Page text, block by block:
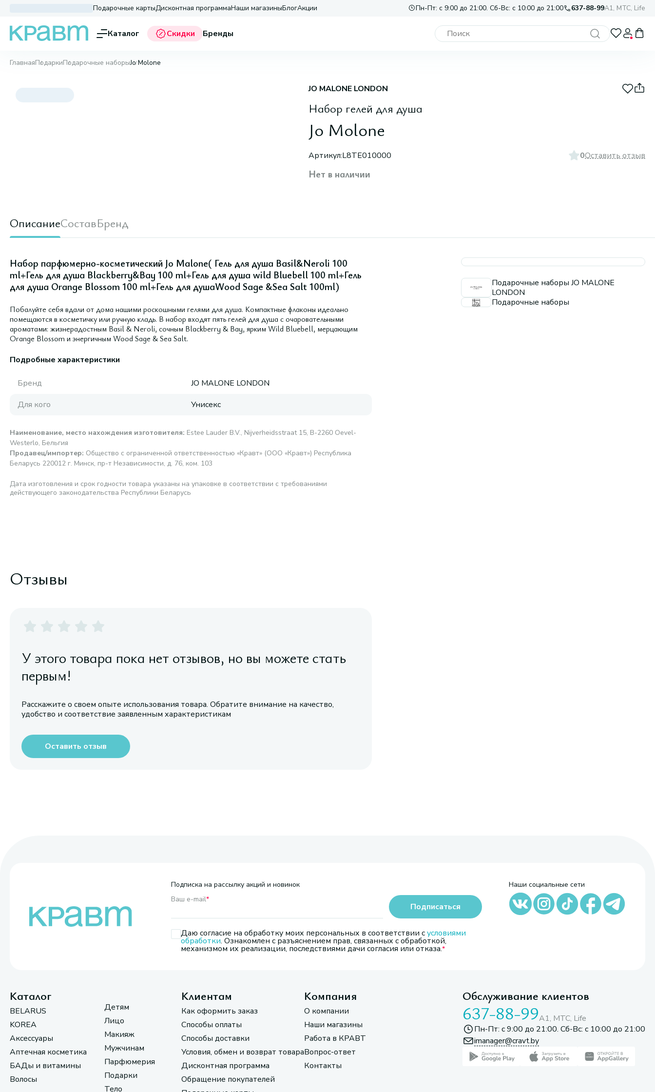
Подарочные картыДисконтная программаНаши магазиныБлогАкции Пн-Пт: с 9:00 до 21:00. Сб-Вс: с 10:00 до 21:00 637-88-99A1, МТС, Life
Каталог Скидки Бренды
ГлавнаяПодаркиПодарочные наборыJo Molone
JO MALONE LONDON
Набор гелей для душа
Jo Molone
Артикул:L8TE010000 0Оставить отзыв
Нет в наличии
ОписаниеСоставБренд
Набор парфюмерно-косметический Jo Malone( Гель для душа Basil&Neroli 100
ml+Гель для душа Blackberry&Bay 100 ml+Гель для душа wild Bluebell 100 ml+Гель
для душа Orange Blossom 100 ml+Гель для душаWood Sage &Sea Salt 100ml)
Побалуйте себя вдали от дома нашими роскошными гелями для душа. Компактные флаконы идеально
помещаются в косметичку или ручную кладь. В набор входят пять гелей для душа с очаровательными
ароматами: жизнерадостным Basil & Neroli, сочным Blackberry & Bay, ярким Wild Bluebell, мерцающим
Orange Blossom и энергичным Wood Sage & Sea Salt.
Подробные характеристики
Бренд
JO MALONE LONDON
Для кого
Унисекс
Наименование, место нахождения изготовителя: Estee Lauder B.V., Nijverheidsstraat 15, B-2260 Oevel-
Westerlo, Бельгия
Продавец/импортер: Общество с ограниченной ответственностью «Кравт» (ООО «Кравт») Республика
Беларусь 220012 г. Минск, пр-т Независимости, д. 76, ком. 103
Дата изготовления и срок годности товара указаны на упаковке в соответствии с требованиями
действующего законодательства Республики Беларусь
Подарочные наборы JO MALONE
LONDON
Подарочные наборы
Отзывы
У этого товара пока нет отзывов, но вы можете стать
первым!
Расскажите о своем опыте использования товара. Обратите внимание на качество,
удобство и соответствие заявленным характеристикам
Оставить отзыв
Подписка на рассылку акций и новинок
Ваш e-mail*
Даю согласие на обработку моих персональных в соответствии сусловиями
обработки. Ознакомлен с разъяснением прав, связанных с обработкой,
механизмом их реализации, последствиями дачи согласия или отказа.
Подписаться
Наши социальные сети
Каталог
BELARUS
KOREA
Аксессуары
Аптечная косметика
БАДы и витамины
Волосы
Детям
Лицо
Макияж
Мужчинам
Парфюмерия
Подарки
Тело
Клиентам
Как оформить заказ
Способы оплаты
Способы доставки
Условия, обмен и возврат товара
Дисконтная программа
Обращение покупателей
Компания
О компании
Наши магазины
Работа в КРАВТ
Вопрос-ответ
Контакты
Обслуживание клиентов
637-88-99A1, МТС, Life
Пн-Пт: с 9:00 до 21:00. Сб-Вс: с 10:00 до 21:00
imanager@cravt.by